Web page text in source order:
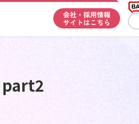
会社・採用情報
サイトはこちら
part2